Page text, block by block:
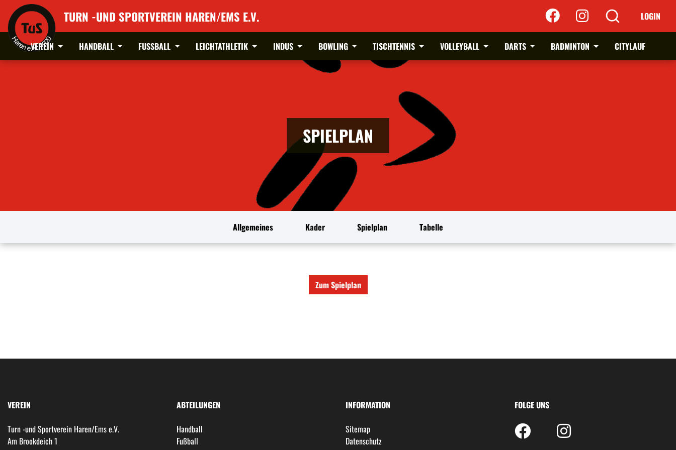
LOGIN
TURN -UND SPORTVEREIN HAREN/EMS E.V.
VEREIN HANDBALL FUSSBALL LEICHTATHLETIK INDUS BOWLING TISCHTENNIS VOLLEYBALL DARTS BADMINTON CITYLAUF
SPIELPLAN
Allgemeines Kader Spielplan Tabelle
Zum Spielplan
VEREIN
Turn -und Sportverein Haren/Ems e.V.
Am Brookdeich 1
ABTEILUNGEN
Handball
Fußball
INFORMATION
Sitemap
Datenschutz
FOLGE UNS